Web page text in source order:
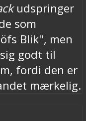
udspringer
som
Blik", men
godt til
fordi den er
mærkelig.